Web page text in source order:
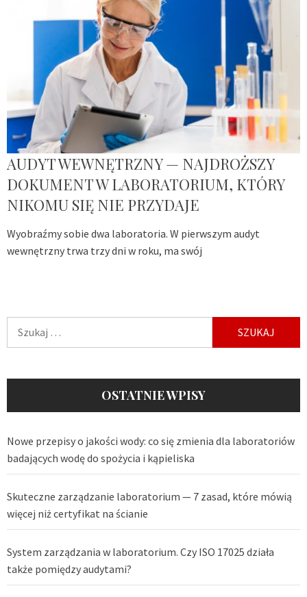
AUDYT WEWNĘTRZNY — NAJDROŻSZY
DOKUMENT W LABORATORIUM, KTÓRY
NIKOMU SIĘ NIE PRZYDAJE
Wyobraźmy sobie dwa laboratoria. W pierwszym audyt
wewnętrzny trwa trzy dni w roku, ma swój
OSTATNIE WPISY
Nowe przepisy o jakości wody: co się zmienia dla laboratoriów
badających wodę do spożycia i kąpieliska
Skuteczne zarządzanie laboratorium — 7 zasad, które mówią
więcej niż certyfikat na ścianie
System zarządzania w laboratorium. Czy ISO 17025 działa
także pomiędzy audytami?